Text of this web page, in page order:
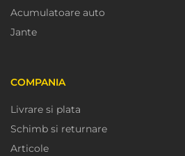
Acumulatoare auto
Jante
COMPANIA
Livrare si plata
Schimb si returnare
Articole